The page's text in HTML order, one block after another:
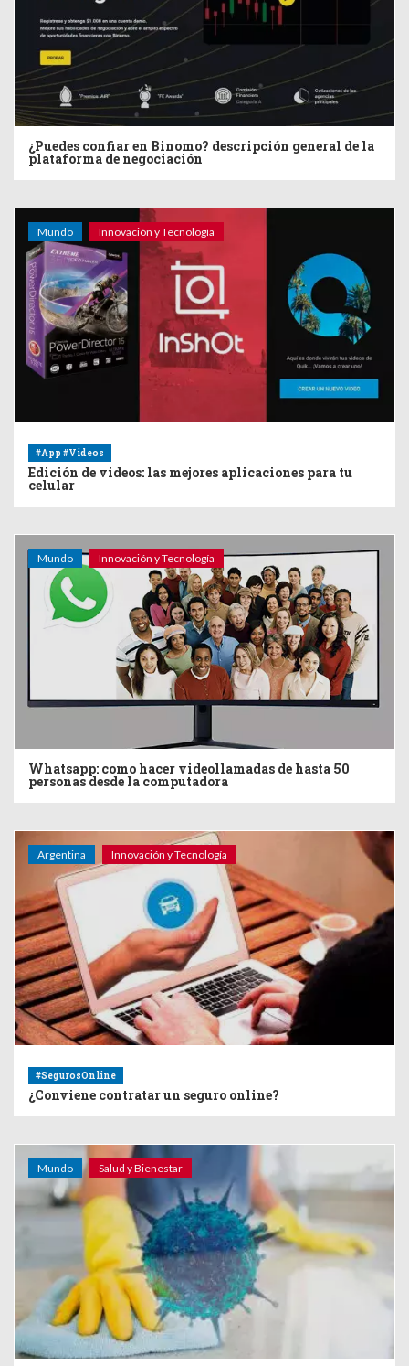
¿Puedes confiar en Binomo? descripción general de la
plataforma de negociación
Mundo Innovación y Tecnología
#App #Videos
Edición de videos: las mejores aplicaciones para tu
celular
Mundo Innovación y Tecnología
Whatsapp: como hacer videollamadas de hasta 50
personas desde la computadora
Argentina Innovación y Tecnología
#SegurosOnline
¿Conviene contratar un seguro online?
Mundo Salud y Bienestar